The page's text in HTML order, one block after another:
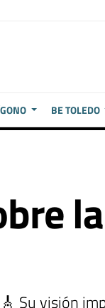
BE TOLEDO
Su visión